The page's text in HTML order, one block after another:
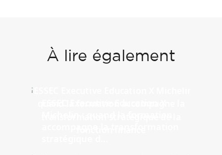
À lire également